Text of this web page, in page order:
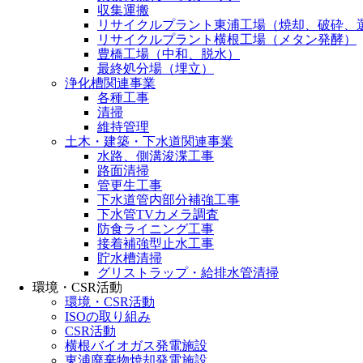
収集運搬
リサイクルプラント東浦工場（焼却、破砕、
リサイクルプラント横根工場（メタン発酵）
豊橋工場（中和、脱水）
最終処分場（埋立）
浄化槽関連事業
各種工事
清掃
維持管理
土木・建築・下水道関連事業
水路、側溝浚渫工事
路面清掃
管更生工事
下水道管内部分補強工事
下水管TVカメラ調査
防食ライニング工事
接着補強型止水工事
貯水槽清掃
グリストラップ・給排水管清掃
環境・CSR活動
環境・CSR活動
ISOの取り組み
CSR活動
横根バイオガス発電施設
東浦廃棄物焼却発電施設